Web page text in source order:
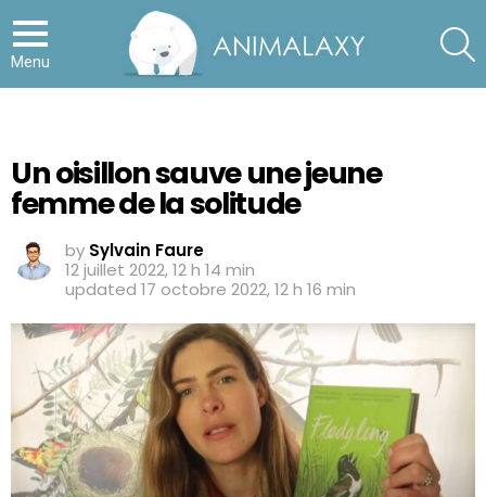
Menu
Un oisillon sauve une jeune
femme de la solitude
by Sylvain Faure
12 juillet 2022, 12 h 14 min
updated 17 octobre 2022, 12 h 16 min